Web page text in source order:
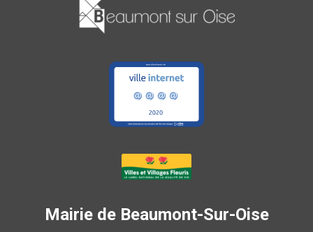
Mairie de Beaumont-Sur-Oise